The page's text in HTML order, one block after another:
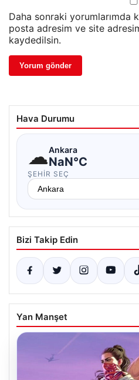
Daha sonraki yorumlarımda
posta adresim ve site
kaydedilsin.
Hava Durumu
☁Ankara
NaN°C
ŞEHIR SEÇ
Bizi Takip Edin
Yan Manşet